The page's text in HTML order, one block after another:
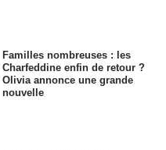
Familles nombreuses : les
Charfeddine enfin de retour ?
Olivia annonce une grande
nouvelle